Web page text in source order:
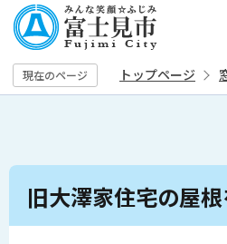
の
ペ
ー
す
現在のページ トップページ
本
旧大澤家住宅の屋